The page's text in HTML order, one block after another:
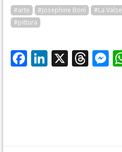
#arte #Josephine Bonì #La Valse
#pittura
Facebook
LinkedIn
X